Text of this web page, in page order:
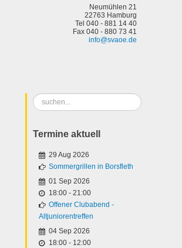
Neumühlen 21
22763 Hamburg
Tel 040 - 881 14 40
Fax 040 - 880 73 41
info@svaoe.de
Suchen
...
Termine aktuell
29 Aug 2026
Sommergrillen in Borsfleth
01 Sep 2026
18:00 - 21:00
Offener Clubabend -
Altjuniorentreffen
04 Sep 2026
18:00 - 12:00